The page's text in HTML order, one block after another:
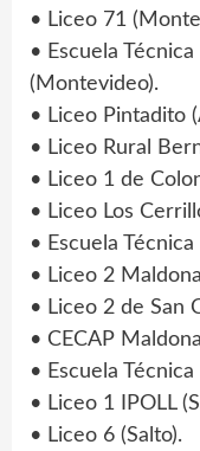
• Liceo 71
• Escuela
(Montevideo).
• Liceo Pintadito
• Liceo Rural
• Liceo 1 de
• Liceo Los
• Escuela
• Liceo 2
• Liceo 2 de San
• CECAP
• Escuela
• Liceo 1 IPOLL
• Liceo 6 (Salto).